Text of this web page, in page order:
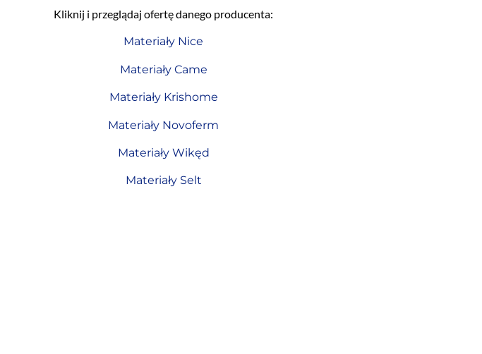
Kliknij i przeglądaj ofertę danego producenta:
Materiały Nice
Materiały Came
Materiały Krishome
Materiały Novoferm
Materiały Wikęd
Materiały Selt